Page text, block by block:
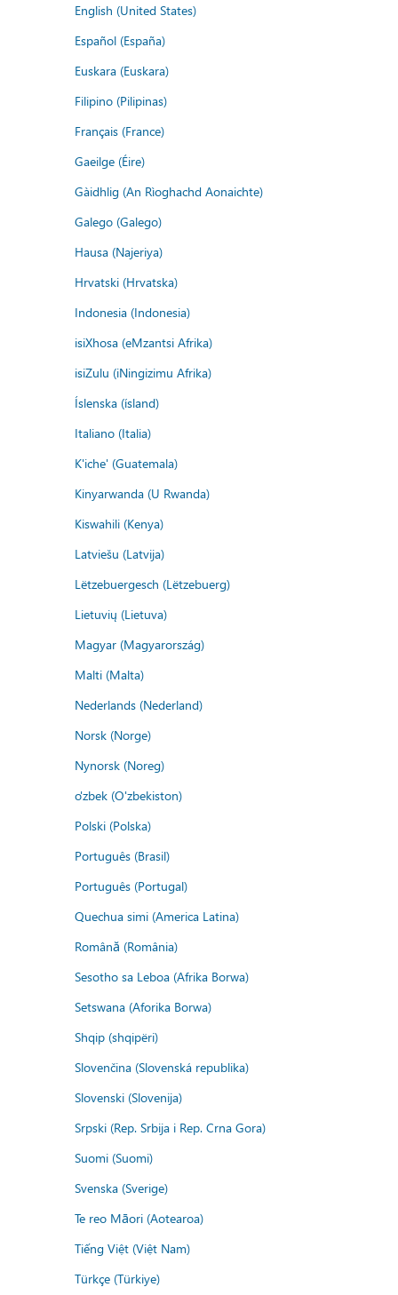
English (United States)
Español (España)
Euskara (Euskara)
Filipino (Pilipinas)
Français (France)
Gaeilge (Éire)
Gàidhlig (An Rìoghachd Aonaichte)
Galego (Galego)
Hausa (Najeriya)
Hrvatski (Hrvatska)
Indonesia (Indonesia)
isiXhosa (eMzantsi Afrika)
isiZulu (iNingizimu Afrika)
Íslenska (ísland)
Italiano (Italia)
K'iche' (Guatemala)
Kinyarwanda (U Rwanda)
Kiswahili (Kenya)
Latviešu (Latvija)
Lëtzebuergesch (Lëtzebuerg)
Lietuvių (Lietuva)
Magyar (Magyarország)
Malti (Malta)
Nederlands (Nederland)
Norsk (Norge)
Nynorsk (Noreg)
o'zbek (O'zbekiston)
Polski (Polska)
Português (Brasil)
Português (Portugal)
Quechua simi (America Latina)
Română (România)
Sesotho sa Leboa (Afrika Borwa)
Setswana (Aforika Borwa)
Shqip (shqipëri)
Slovenčina (Slovenská republika)
Slovenski (Slovenija)
Srpski (Rep. Srbija i Rep. Crna Gora)
Suomi (Suomi)
Svenska (Sverige)
Te reo Māori (Aotearoa)
Tiếng Việt (Việt Nam)
Türkçe (Türkiye)